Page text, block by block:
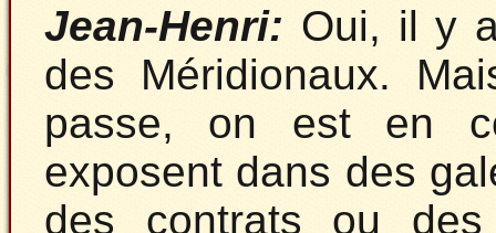
Jean-Henri: Oui, il y
des Méridionaux.
passe, on est en
exposent dans des
des contrats ou des